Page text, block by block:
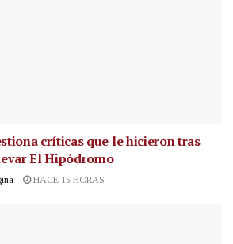
críticas que le hicieron tras
El Hipódromo
HACE 15 HORAS